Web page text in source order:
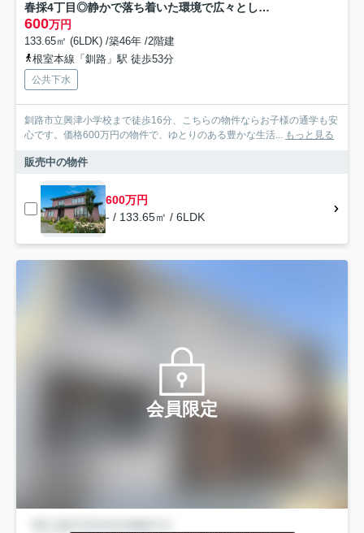
春採4丁目◎静かで落ち着いた環境で広々とした6LDK中古住宅♪
600万円
133.65㎡ (6LDK) /築46年 /2階建
根室本線「釧路」駅 徒歩53分
公共下水
釧路市立興津小学校まで徒歩16分、こちらの物件ならお子様の通学も安
心です。価格600万円の物件で、ゆとりのある豊かな生活... もっと見る
販売中の物件
600万円
- / 133.65㎡ / 6LDK
会員限定